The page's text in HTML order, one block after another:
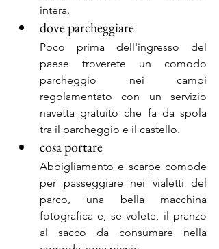
intera.
dove parcheggiare
Poco prima dell'ingresso del
paese troverete un comodo
parcheggio nei campi
regolamentato con un servizio
navetta gratuito che fa da spola
tra il parcheggio e il castello.
cosa portare
Abbigliamento e scarpe comode
per passeggiare nei vialetti del
parco, una bella macchina
fotografica e, se volete, il pranzo
al sacco da consumare nella